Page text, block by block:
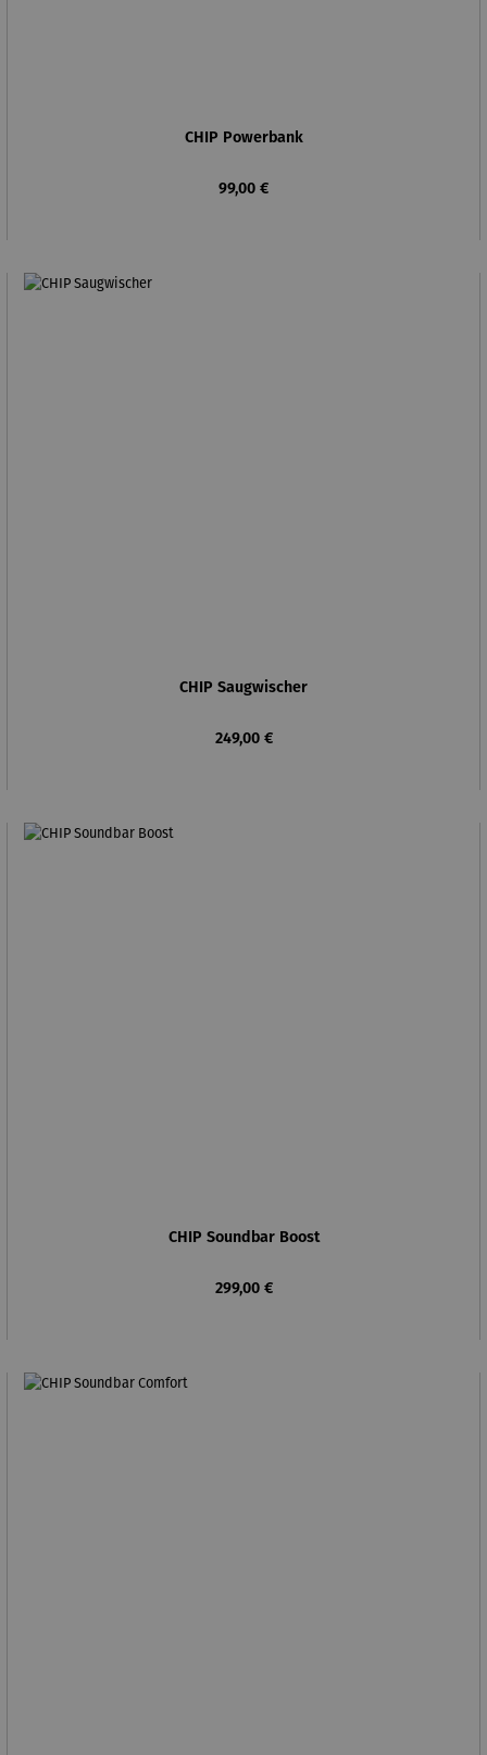
CHIP Powerbank
Regulärer Preis:
99,00 €
CHIP Saugwischer
Regulärer Preis:
249,00 €
CHIP Soundbar Boost
Regulärer Preis:
299,00 €